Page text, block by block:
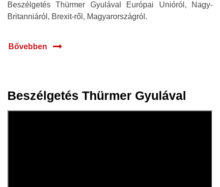
Beszélgetés Thürmer Gyulával Európai Unióról, Nagy-
Britanniáról, Brexit-ről, Magyarországról.
Bővebben
Beszélgetés Thürmer Gyulával